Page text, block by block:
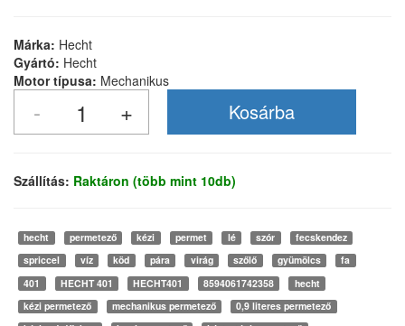
Márka: Hecht
Gyártó: Hecht
Motor típusa: Mechanikus
Szállítás: Raktáron (több mint 10db)
hecht permetező kézi permet lé szór
fecskendez
spriccel
víz köd pára virág szőlő gyümölcs
fa
401
HECHT 401 HECHT401 8594061742358
hecht
kézi permetező
mechanikus permetező
0,9 literes permetező